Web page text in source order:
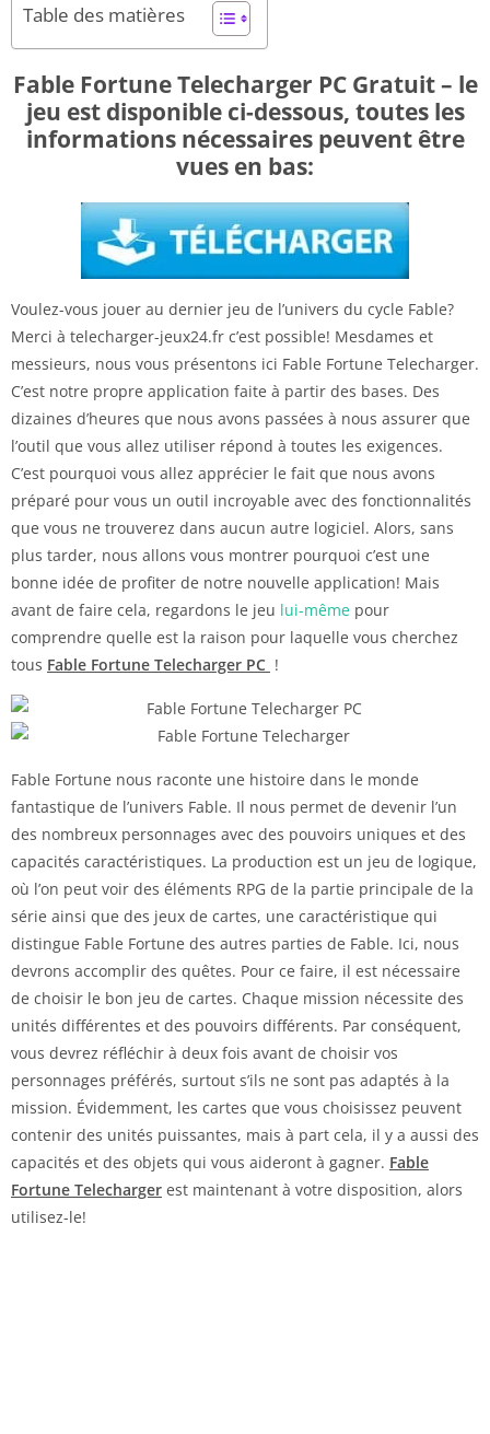
Table des matières
Fable Fortune Telecharger PC Gratuit – le
jeu est disponible ci-dessous, toutes les
informations nécessaires peuvent être
vues en bas:
Voulez-vous jouer au dernier jeu de l’univers du cycle Fable?
Merci à telecharger-jeux24.fr c’est possible! Mesdames et
messieurs, nous vous présentons ici Fable Fortune Telecharger.
C’est notre propre application faite à partir des bases. Des
dizaines d’heures que nous avons passées à nous assurer que
l’outil que vous allez utiliser répond à toutes les exigences.
C’est pourquoi vous allez apprécier le fait que nous avons
préparé pour vous un outil incroyable avec des fonctionnalités
que vous ne trouverez dans aucun autre logiciel. Alors, sans
plus tarder, nous allons vous montrer pourquoi c’est une
bonne idée de profiter de notre nouvelle application! Mais
avant de faire cela, regardons le jeu lui-même pour
comprendre quelle est la raison pour laquelle vous cherchez
tous Fable Fortune Telecharger PC !
Fable Fortune nous raconte une histoire dans le monde
fantastique de l’univers Fable. Il nous permet de devenir l’un
des nombreux personnages avec des pouvoirs uniques et des
capacités caractéristiques. La production est un jeu de logique,
où l’on peut voir des éléments RPG de la partie principale de la
série ainsi que des jeux de cartes, une caractéristique qui
distingue Fable Fortune des autres parties de Fable. Ici, nous
devrons accomplir des quêtes. Pour ce faire, il est nécessaire
de choisir le bon jeu de cartes. Chaque mission nécessite des
unités différentes et des pouvoirs différents. Par conséquent,
vous devrez réfléchir à deux fois avant de choisir vos
personnages préférés, surtout s’ils ne sont pas adaptés à la
mission. Évidemment, les cartes que vous choisissez peuvent
contenir des unités puissantes, mais à part cela, il y a aussi des
capacités et des objets qui vous aideront à gagner. Fable
Fortune Telecharger est maintenant à votre disposition, alors
utilisez-le!